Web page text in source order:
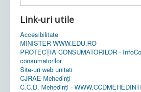
Link-uri utile
Accesibilitate
MINISTER-WWW.EDU.RO
PROTECȚIA CONSUMATORILOR -
consumatorilor
Site-uri web unitati
CJRAE Mehedinți
C.C.D. Mehedinţi -